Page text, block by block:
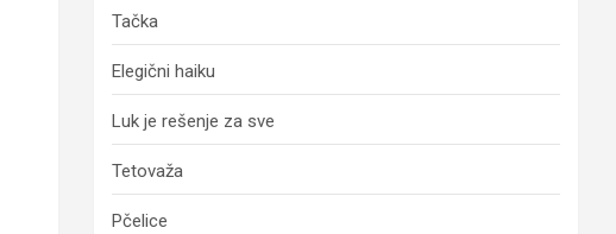
Tačka
Elegični haiku
Luk je rešenje za sve
Tetovaža
Pčelice